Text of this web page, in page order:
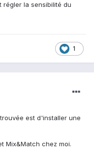
régler la sensibilité du
1
est d'installer une
Mix&Match chez moi.